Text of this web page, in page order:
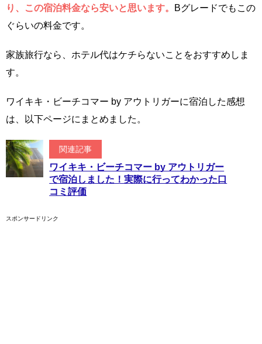
り、この宿泊料金なら安いと思います。
Bグレードでもこの
ぐらいの料金です。
家族旅行なら、ホテル代はケチらないことをおすすめしま
す。
ワイキキ・ビーチコマー by アウトリガーに宿泊した感想
は、以下ページにまとめました。
関連記事
ワイキキ・ビーチコマー by アウトリガー
で宿泊しました！実際に行ってわかった口
コミ評価
スポンサードリンク